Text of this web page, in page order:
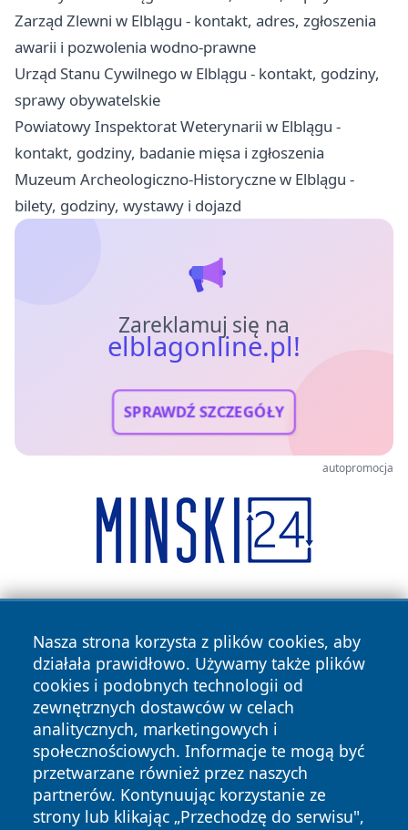
Zarząd Zlewni w Elblągu - kontakt, adres, zgłoszenia
awarii i pozwolenia wodno-prawne
Urząd Stanu Cywilnego w Elblągu - kontakt, godziny,
sprawy obywatelskie
Powiatowy Inspektorat Weterynarii w Elblągu -
kontakt, godziny, badanie mięsa i zgłoszenia
Muzeum Archeologiczno-Historyczne w Elblągu -
bilety, godziny, wystawy i dojazd
Zareklamuj się na
elblagonline.pl!
SPRAWDŹ SZCZEGÓŁY
autopromocja
Nasza strona korzysta z plików cookies, aby
działała prawidłowo. Używamy także plików
cookies i podobnych technologii od
zewnętrznych dostawców w celach
analitycznych, marketingowych i
społecznościowych. Informacje te mogą być
przetwarzane również przez naszych
partnerów. Kontynuując korzystanie ze
strony lub klikając „Przechodzę do serwisu",
Copyright © 2026 elblagonline.pl Wszystkie prawa
zastrzeżone.
News Autorzy
Polityka
Prywatności
Polityka
Cookies